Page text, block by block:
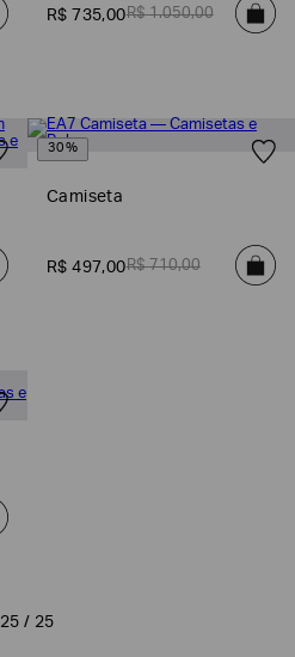
R$ 735,00R$ 1.050,00
30%
Camiseta
R$ 497,00R$ 710,00
25 / 25